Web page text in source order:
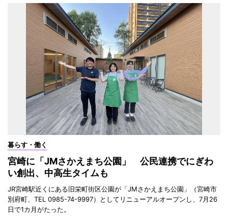
暮らす・働く
宮崎に「JMさかえまち公園」 公民連携でにぎわ
い創出、中高生タイムも
JR宮崎駅近くにある旧栄町街区公園が「JMさかえまち公園」（宮崎市
別府町、TEL 0985-74-9997）としてリニューアルオープンし、7月26
日で1カ月がたった。